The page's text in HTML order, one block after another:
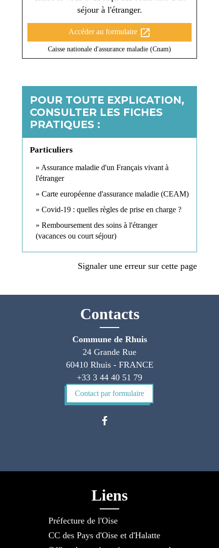
séjour à l'étranger.
Accéder au formulaire open_in_new
Caisse nationale d'assurance maladie (Cnam)
POUR TOUTE EXPLICATION,
CONSULTER LES FICHES
PRATIQUES :
Particuliers
Assurance maladie d'un Français vivant à
l'étranger
Carte européenne d'assurance maladie (CEAM)
Covid-19 : quelles règles de prise en charge ?
Remboursement des soins à l'étranger
(vacances ou court séjour)
Signaler une erreur sur cette page
Contacts
Commune de Rhuis
24 Grande Rue
60410 Rhuis - FRANCE
+33 3 44 40 51 79
Contact par formulaire
Liens
Préfecture de l'Oise
CC des Pays d'Oise et d'Halatte